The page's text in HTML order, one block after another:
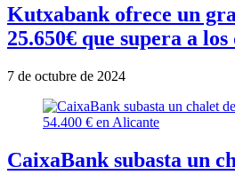
Kutxabank ofrece un
25.650€ que supera a
7 de octubre de 2024
CaixaBank subasta un